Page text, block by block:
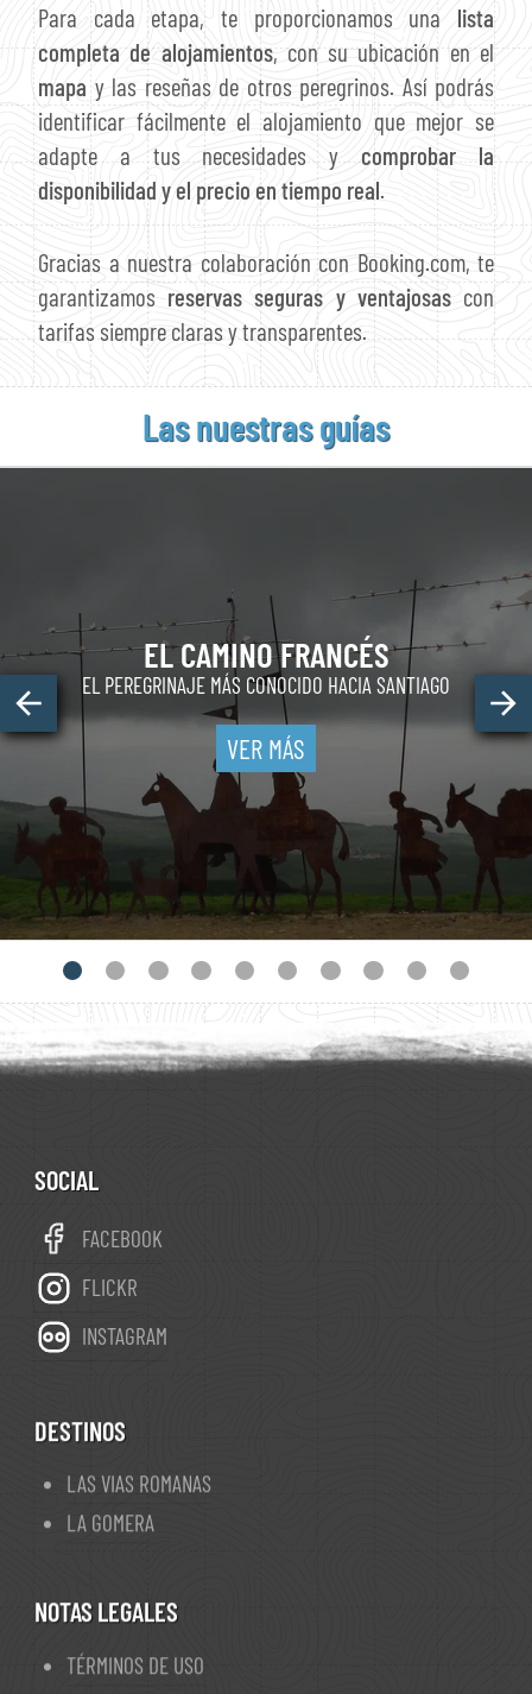
Para cada etapa, te proporcionamos una lista
completa de alojamientos, con su ubicación en el
mapay las reseñas de otros peregrinos. Así podrás
identificar fácilmente el alojamiento que mejor se
adapte a tus necesidades ycomprobar la
disponibilidad y el precio en tiempo real.
Gracias a nuestra colaboración con Booking.com, te
garantizamos reservas seguras y ventajosascon
tarifas siempre claras y transparentes.
Las nuestras guías
EL CAMINOFRANCÉS
EL PEREGRINAJE MÁS CONOCIDO HACIA SANTIAGO
VER MÁS
SOCIAL
FACEBOOK
FLICKR
INSTAGRAM
DESTINOS
LAS VIAS ROMANAS
LA GOMERA
NOTAS LEGALES
TÉRMINOS DE USO